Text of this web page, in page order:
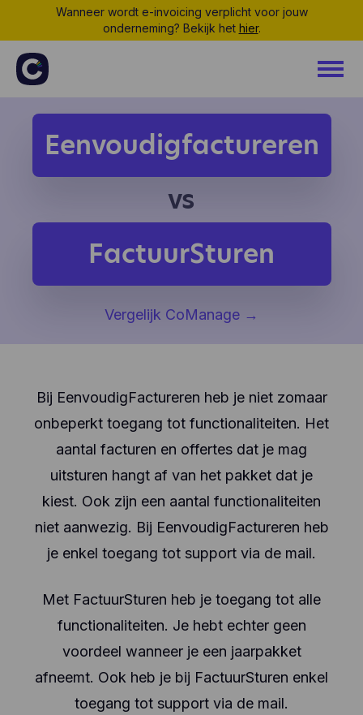
Wanneer wordt e-invoicing verplicht voor jouw
onderneming? Bekijk het hier.
Eenvoudigfactureren
vs
FactuurSturen
Vergelijk CoManage →
Bij EenvoudigFactureren heb je niet zomaar
onbeperkt toegang tot functionaliteiten. Het
aantal facturen en offertes dat je mag
uitsturen hangt af van het pakket dat je
kiest. Ook zijn een aantal functionaliteiten
niet aanwezig. Bij EenvoudigFactureren heb
je enkel toegang tot support via de mail.
Met FactuurSturen heb je toegang tot alle
functionaliteiten. Je hebt echter geen
voordeel wanneer je een jaarpakket
afneemt. Ook heb je bij FactuurSturen enkel
toegang tot support via de mail.